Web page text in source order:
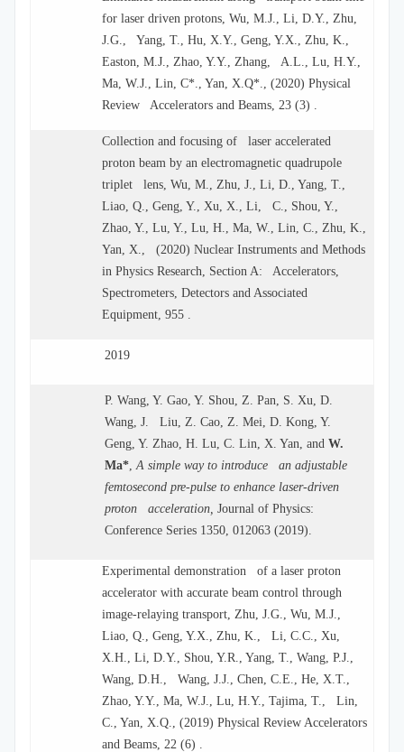
for laser driven protons, Wu, M.J., Li, D.Y., Zhu,
J.G., Yang, T., Hu, X.Y., Geng, Y.X., Zhu, K.,
Easton, M.J., Zhao, Y.Y., Zhang, A.L., Lu, H.Y.,
Ma, W.J., Lin, C*., Yan, X.Q*., (2020) Physical
Review Accelerators and Beams, 23 (3) .
Collection and focusing of laser accelerated
proton beam by an electromagnetic quadrupole
triplet lens, Wu, M., Zhu, J., Li, D., Yang, T.,
Liao, Q., Geng, Y., Xu, X., Li, C., Shou, Y.,
Zhao, Y., Lu, Y., Lu, H., Ma, W., Lin, C., Zhu, K.,
Yan, X., (2020) Nuclear Instruments and Methods
in Physics Research, Section A: Accelerators,
Spectrometers, Detectors and Associated
Equipment, 955 .
2019
P. Wang, Y. Gao, Y. Shou, Z. Pan, S. Xu, D.
Wang, J. Liu, Z. Cao, Z. Mei, D. Kong, Y.
Geng, Y. Zhao, H. Lu, C. Lin, X. Yan, and W.
Ma*,A simple way to introduce an adjustable
femtosecond pre-pulse to enhance laser-driven
proton acceleration, Journal of Physics:
Conference Series 1350, 012063 (2019).
Experimental demonstration of a laser proton
accelerator with accurate beam control through
image-relaying transport, Zhu, J.G., Wu, M.J.,
Liao, Q., Geng, Y.X., Zhu, K., Li, C.C., Xu,
X.H., Li, D.Y., Shou, Y.R., Yang, T., Wang, P.J.,
Wang, D.H., Wang, J.J., Chen, C.E., He, X.T.,
Zhao, Y.Y., Ma, W.J., Lu, H.Y., Tajima, T., Lin,
C., Yan, X.Q., (2019) Physical Review Accelerators
and Beams, 22 (6) .